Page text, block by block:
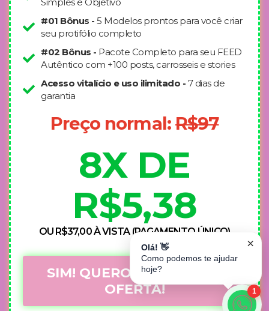
#01 Bônus - 5 Modelos prontos para você criar
seu protifólio completo
#02 Bônus - Pacote Completo para seu FEED
Autêntico com +100 posts, carrosseis e stories
Acesso vitalício e uso ilimitado - 7 dias de
garantia
Preço normal: R$97
8X DE
R$5,38
OU R$37,00 À VISTA (PAGAMENTO ÚNICO)
SIM! QUERO ESSA SUPER
OFERTA!
×
Olá! 👋
Como podemos te ajudar
hoje?
1